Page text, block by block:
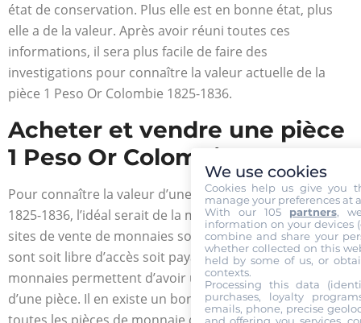
état de conservation. Plus elle est en bonne état, plus
elle a de la valeur. Après avoir réuni toutes ces
informations, il sera plus facile de faire des
investigations pour connaître la valeur actuelle de la
pièce 1 Peso Or Colombie 1825-1836.
Acheter et vendre une pièce
1 Peso Or Colombie 1825-1836
Pour connaître la valeur d’une pièce 1 Peso Or Colombie
1825-1836, l’idéal serait de la mettre en vente. Divers
sites de vente de monnaies sont disponibles en ligne. Ils
sont soit libre d’accès soit payants. Les catalogues de
monnaies permettent d’avoir une idée sur la cotation
d’une pièce. Il en existe un bon nombre, regroupant
toutes les pièces de monnaie dans le monde. On peut
We use cookies
Cookies help us give you
manage your preferences at
With our 105 partners,
information on your devices
combine and share your
whether collected on this
held by some of us, or
contexts.
Processing this data
purchases, loyalty
emails, phone, precise
and offering you services,